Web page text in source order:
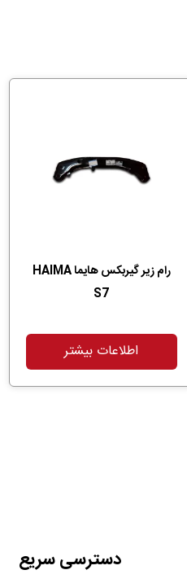
رام زیر گیربکس هایما HAIMA
S7
اطلاعات بیشتر
دسترسی سریع